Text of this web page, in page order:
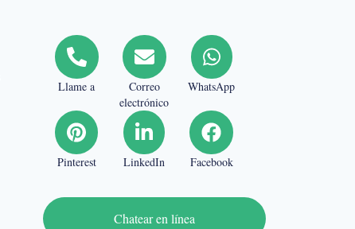
Llame a
Correo
electrónico
WhatsApp
Pinterest LinkedIn Facebook
Chatear en línea